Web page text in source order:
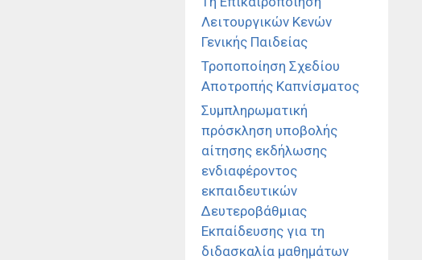
Λειτουργικών Κενών
Γενικής Παιδείας
Τροποποίηση Σχεδίου
Αποτροπής Καπνίσματος
Συμπληρωματική
πρόσκληση υποβολής
αίτησης εκδήλωσης
ενδιαφέροντος
εκπαιδευτικών
Δευτεροβάθμιας
Εκπαίδευσης για τη
διδασκαλία μαθημάτων